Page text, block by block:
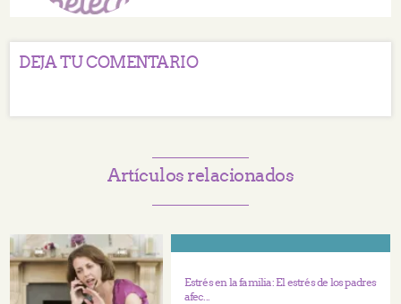
DEJA TU COMENTARIO
Artículos relacionados
Estrés en la familia: El estrés de los padres
afec...